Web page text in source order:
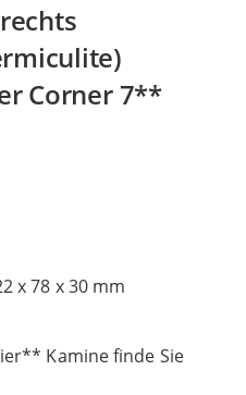
Corner 7**
x 78 x 30 mm
Kamine finde Sie